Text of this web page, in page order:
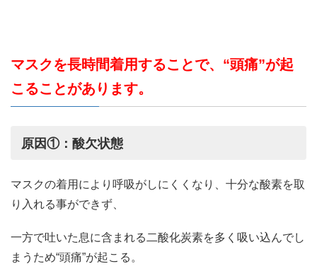
マスクを長時間着用することで、“頭痛”が起
こることがあります。
原因①：酸欠状態
マスクの着用により呼吸がしにくくなり、十分な酸素を取
り入れる事ができず、
一方で吐いた息に含まれる二酸化炭素を多く吸い込んでし
まうため“頭痛”が起こる。